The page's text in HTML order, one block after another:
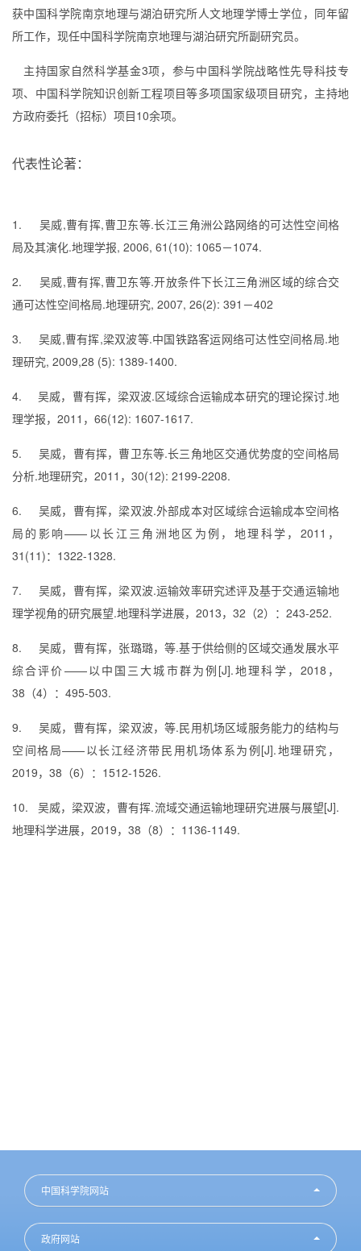
获中国科学院南京地理与湖泊研究所人文地理学博士学位，同年留
所工作，现任中国科学院南京地理与湖泊研究所副研究员。
主持国家自然科学基金3项，参与中国科学院战略性先导科技专
项、中国科学院知识创新工程项目等多项国家级项目研究，主持地
方政府委托（招标）项目10余项。
代表性论著：
1. 吴威,曹有挥,曹卫东等.长江三角洲公路网络的可达性空间格
局及其演化.地理学报, 2006, 61(10): 1065－1074.
2. 吴威,曹有挥,曹卫东等.开放条件下长江三角洲区域的综合交
通可达性空间格局.地理研究, 2007, 26(2): 391 －402
3. 吴威,曹有挥,梁双波等.中国铁路客运网络可达性空间格局.地
理研究, 2009,28 (5): 1389-1400.
4. 吴威，曹有挥，梁双波.区域综合运输成本研究的理论探讨.地
理学报， 2011 ， 66(12): 1607-1617.
5. 吴威，曹有挥，曹卫东等.长三角地区交通优势度的空间格局
分析.地理研究， 2011 ， 30(12): 2199-2208.
6. 吴威，曹有挥，梁双波.外部成本对区域综合运输成本空间格
局的影响——以长江三角洲地区为例，地理科学， 2011 ，
31(11)： 1322-1328.
7. 吴威，曹有挥，梁双波.运输效率研究述评及基于交通运输地
理学视角的研究展望.地理科学进展， 2013， 32 （2）： 243-252.
8. 吴威，曹有挥，张璐璐，等.基于供给侧的区域交通发展水平
综合评价——以中国三大城市群为例 [J].地理科学， 2018 ，
38 （4）： 495-503.
9. 吴威，曹有挥，梁双波，等.民用机场区域服务能力的结构与
空间格局——以长江经济带民用机场体系为例[J].地理研究，
2019， 38 （6）： 1512-1526.
10. 吴威，梁双波，曹有挥.流域交通运输地理研究进展与展望[J].
地理科学进展， 2019， 38 （8）： 1136-1149.
中国科学院网站
政府网站